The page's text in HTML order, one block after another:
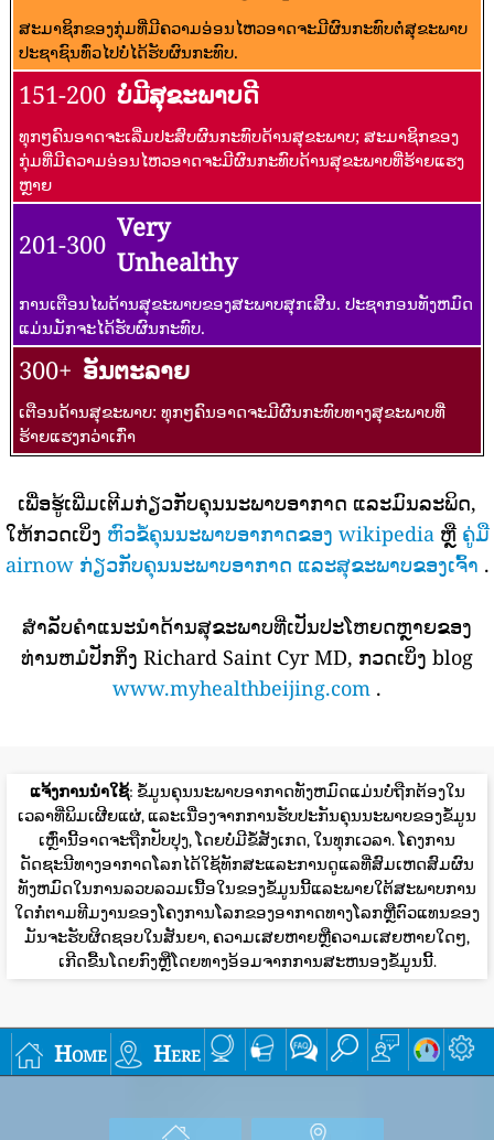
ສະມາຊິກຂອງກຸ່ມທີ່ມີຄວາມອ່ອນໄຫວອາດຈະມີຜົນກະທົບຕໍ່ສຸຂະພາບ
ປະຊາຊົນທົ່ວໄປບໍ່ໄດ້ຮັບຜົນກະທົບ.
151-200 ບໍ່ມີສຸຂະພາບດີ
ທຸກໆຄົນອາດຈະເລີ່ມປະສົບຜົນກະທົບດ້ານສຸຂະພາບ; ສະມາຊິກຂອງ
ກຸ່ມທີ່ມີຄວາມອ່ອນໄຫວອາດຈະມີຜົນກະທົບດ້ານສຸຂະພາບທີ່ຮ້າຍແຮງ
ຫຼາຍ
201-300
Very
Unhealthy
ການເຕືອນໄພດ້ານສຸຂະພາບຂອງສະພາບສຸກເສີນ. ປະຊາກອນທັງຫມົດ
ແມ່ນມັກຈະໄດ້ຮັບຜົນກະທົບ.
300+ ອັນຕະລາຍ
ເຕືອນດ້ານສຸຂະພາບ: ທຸກໆຄົນອາດຈະມີຜົນກະທົບທາງສຸຂະພາບທີ່
ຮ້າຍແຮງກວ່າເກົ່າ
ເພື່ອຮູ້ເພີ່ມເຕີມກ່ຽວກັບຄຸນນະພາບອາກາດ ແລະມົນລະພິດ,
ໃຫ້ກວດເບິ່ງ ຫົວຂໍ້ຄຸນນະພາບອາກາດຂອງ wikipediaຫຼື ຄູ່ມື
airnow ກ່ຽວກັບຄຸນນະພາບອາກາດ ແລະສຸຂະພາບຂອງເຈົ້າ .
ສໍາລັບຄໍາແນະນໍາດ້ານສຸຂະພາບທີ່ເປັນປະໂຫຍດຫຼາຍຂອງ
ທ່ານຫມໍປັກກິ່ງ Richard Saint Cyr MD, ກວດເບິ່ງ blog
www.myhealthbeijing.com .
ແຈ້ງການນໍາໃຊ້: ຂໍ້ມູນຄຸນນະພາບອາກາດທັງຫມົດແມ່ນບໍ່ຖືກຕ້ອງໃນ
ເວລາທີ່ພິມເຜີຍແຜ່, ແລະເນື່ອງຈາກການຮັບປະກັນຄຸນນະພາບຂອງຂໍ້ມູນ
ເຫຼົ່ານີ້ອາດຈະຖືກປັບປຸງ, ໂດຍບໍ່ມີຂໍ້ສັງເກດ, ໃນທຸກເວລາ. ໂຄງການ
ດັດຊະນີທາງອາກາດໂລກໄດ້ໃຊ້ທັກສະແລະການດູແລທີ່ສົມເຫດສົມຜົນ
ທັງຫມົດໃນການລວບລວມເນື້ອໃນຂອງຂໍ້ມູນນີ້ແລະພາຍໃຕ້ສະພາບການ
ໃດກໍ່ຕາມທີມງານຂອງໂຄງການໂລກຂອງອາກາດທາງໂລກຫຼືຕົວແທນຂອງ
ມັນຈະຮັບຜິດຊອບໃນສັນຍາ, ຄວາມເສຍຫາຍຫຼືຄວາມເສຍຫາຍໃດໆ,
ເກີດຂື້ນໂດຍກົງຫຼືໂດຍທາງອ້ອມຈາກການສະຫນອງຂໍ້ມູນນີ້.
Home Here